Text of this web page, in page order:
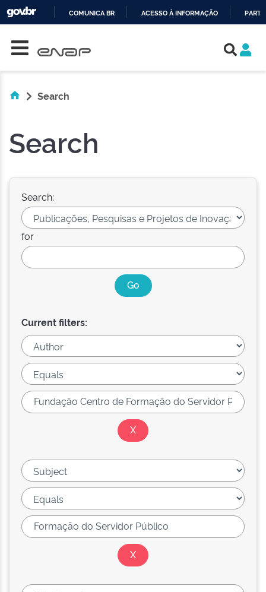
COMUNICA BR ACESSO À INFORMAÇÃO
Search
Search
Search:
for
Current filters: